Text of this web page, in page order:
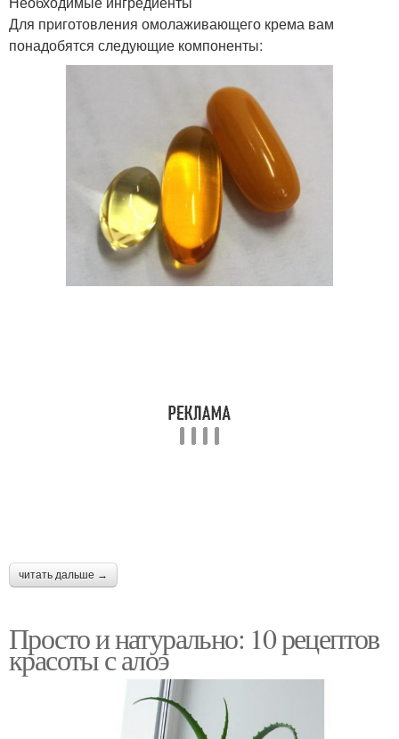
Для приготовления омолаживающего крема вам
понадобятся следующие компоненты:
читать дальше →
Просто и натурально: 10 рецептов
красоты с алоэ